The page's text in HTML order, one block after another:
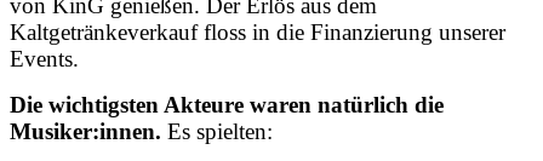
von KinG genießen. Der Erlös aus dem
Kaltgetränkeverkauf floss in die Finanzierung unserer
Events.
Die wichtigsten Akteure waren natürlich die
Musiker:innen. Es spielten: